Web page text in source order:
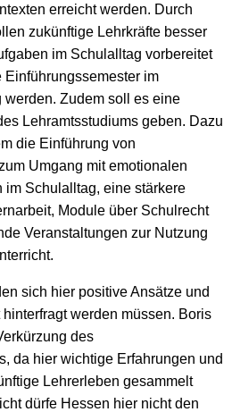
erreicht werden. Durch
zukünftige Lehrkräfte besser
im Schulalltag vorbereitet
Einführungssemester im
werden. Zudem soll es eine
Lehramtsstudiums geben. Dazu
die Einführung von
Umgang mit emotionalen
im Schulalltag, eine stärkere
Module über Schulrecht
Veranstaltungen zur Nutzung
sich hier positive Ansätze und
werden müssen. Boris
des
da hier wichtige Erfahrungen und
Lehrerleben gesammelt
dürfe Hessen hier nicht den